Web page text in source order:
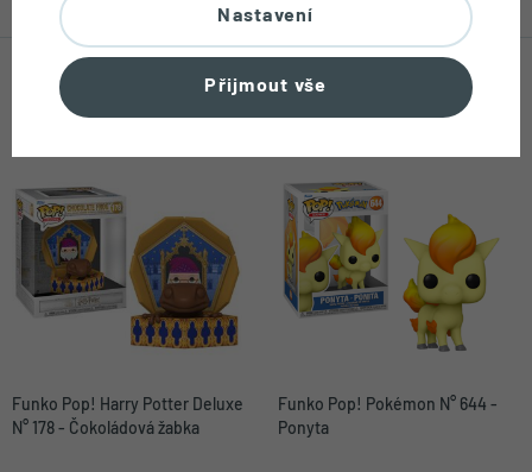
skladem 399,90 Kč skladem 399,90 Kč
Funko Pop! Harry Potter Deluxe
N° 178 - Čokoládová žabka
Funko Pop! Pokémon N° 644 -
Ponyta
Nastavení
Přijmout vše